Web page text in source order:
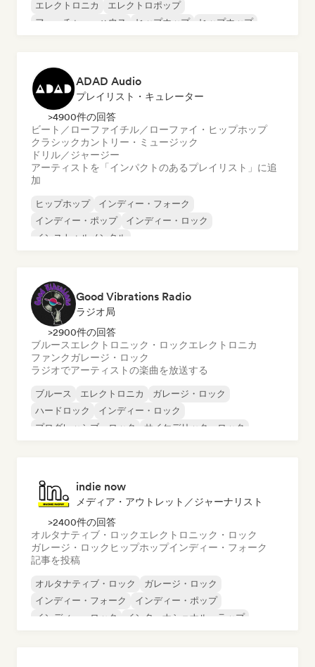
エレクトロニカ
エレクトロポップ
フューチャー・ハウス
ヒップホップ
ヒップホップ
ADAD Audio
プレイリスト・キュレーター
>4900件の回答
ビート／ローファイチル／ローファイ・ヒップホップ
クラシック カントリー・ミュージック
ドリル／ジャージー
アーティストを「インパクトのあるプレイリスト」に追
加
ヒップホップ
インディー・フォーク
インディー・ポップ
インディー・ロック
インストゥルメンタル
Good Vibrations Radio
ラジオ局
>2900件の回答
ブルースエレクトロニック・ロックエレクトロニカ
ファンクガレージ・ロック
ラジオでアーティストの楽曲を放送する
ブルース エレクトロニカ
ガレージ・ロック
ハードロック
インディー・ロック
プログレッシブ・ロック
サイケデリック・ロック
indie now
メディア・アウトレット／ジャーナリスト
>2400件の回答
オルタナティブ・ロックエレクトロニック・ロック
ガレージ・ロック ヒップホップインディー・フォーク
記事を投稿
オルタナティブ・ロック
ガレージ・ロック
インディー・フォーク
インディー・ポップ
インディー・ロック
インターナショナル・ラップ